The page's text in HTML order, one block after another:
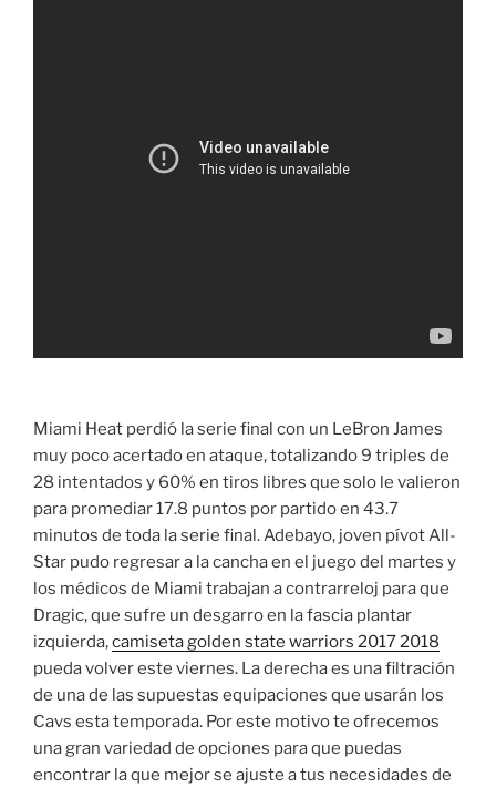
Miami Heat perdió la serie final con un LeBron James
muy poco acertado en ataque, totalizando 9 triples de
28 intentados y 60% en tiros libres que solo le valieron
para promediar 17.8 puntos por partido en 43.7
minutos de toda la serie final. Adebayo, joven pívot All-
Star pudo regresar a la cancha en el juego del martes y
los médicos de Miami trabajan a contrarreloj para que
Dragic, que sufre un desgarro en la fascia plantar
izquierda,camiseta golden state warriors 2017 2018
pueda volver este viernes. La derecha es una filtración
de una de las supuestas equipaciones que usarán los
Cavs esta temporada. Por este motivo te ofrecemos
una gran variedad de opciones para que puedas
encontrar la que mejor se ajuste a tus necesidades de